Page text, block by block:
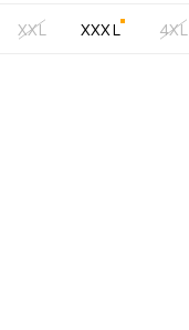
XXL XXXL 4XL